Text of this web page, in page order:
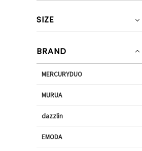
SIZE
BRAND
MERCURYDUO
MURUA
dazzlin
EMODA